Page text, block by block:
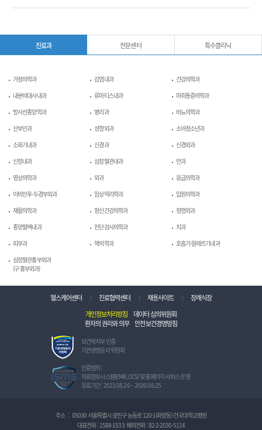
진료과 전문센터 특수클리닉
가정의학과 감염내과
건강의학과
내분비대사내과
류마티스내과
마취통증의학과
방사선종양학과
병리과
비뇨의학과
산부인과
성형외과
소아청소년과
소화기내과
신경과
신경외과
신장내과
심장혈관내과
안과
영상의학과
외과
응급의학과
이비인후-두경부외과
임상약리학과
입원의학과
재활의학과
정신건강의학과
정형외과
종양혈액내과
진단검사의학과
치과
피부과
핵의학과
호흡기-알레르기내과
심장혈관흉부외과
(구 흉부외과)
헬스케어센터 진료협력센터 채용사이트
장례식장
개인정보처리방침
데이터 심의위원회
환자의 권리와 의무
안전보건경영방침
보
건
복
지
부
인
관
생
보건복지부 인증
기관생명윤리 위원회
정
보
보
리
체
인증범위 :
의료정보시스템(EMR, OCS) 및 홈페이지 서비스 운영
유효기간 : 2023.08.26 ~ 2026.08.25
주소 : 05030 서울특별시 광진구 능동로 120-1(화양동) 건국대학교병원
대표전화 : 1588-1533해외전화 :82-2-2030-5114